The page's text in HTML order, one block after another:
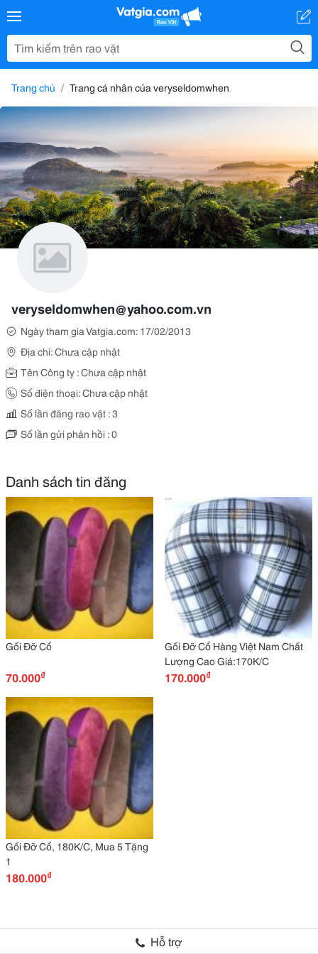
Trang chủ Trang cá nhân của veryseldomwhen
veryseldomwhen@yahoo.com.vn
Ngày tham gia Vatgia.com: 17/02/2013
Địa chỉ: Chưa cập nhật
Tên Công ty : Chưa cập nhật
Số điện thoại: Chưa cập nhật
Số lần đăng rao vặt : 3
Số lần gửi phản hồi : 0
Danh sách tin đăng
Gối Đỡ Cổ
70.000₫
Gối Đỡ Cổ Hàng Việt Nam Chất
Lượng Cao Giá:170K/C
170.000₫
Gối Đỡ Cổ, 180K/C, Mua 5 Tặng
1
180.000₫
Hỗ trợ